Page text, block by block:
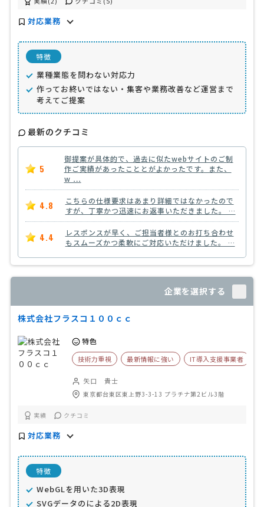
対応業務
特徴
業種業態を問わない対応力
作ってお終いではない・集客や業務改善など運営まで
考えてご提案
最新のクチコミ
5
御提案が具体的で、過去に似たwebサイトのご制
作ご実績があったこととがよかったです。また、
w …
4.8
こちらの仕様要求はあまり詳細ではなかったので
すが、丁寧かつ迅速にお返事いただきました。 …
4.4
レスポンスが早く、ご担当者様とのお打ち合わせ
もスムーズかつ柔軟にご対応いただけました。 …
企業を選択する
株式会社フラスコ１００ｃｃ
特色
技術力重視 最新情報に強い IT導入支援事業者
矢口 貴士
東京都台東区東上野3-3-13 プラチナ第2ビル3階
実績 クチコミ
対応業務
特徴
WebGLを用いた3D表現
SVGデータのによる2D表現